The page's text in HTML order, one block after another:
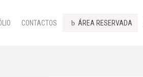
CONTACTOS ÁREA RESERVADA